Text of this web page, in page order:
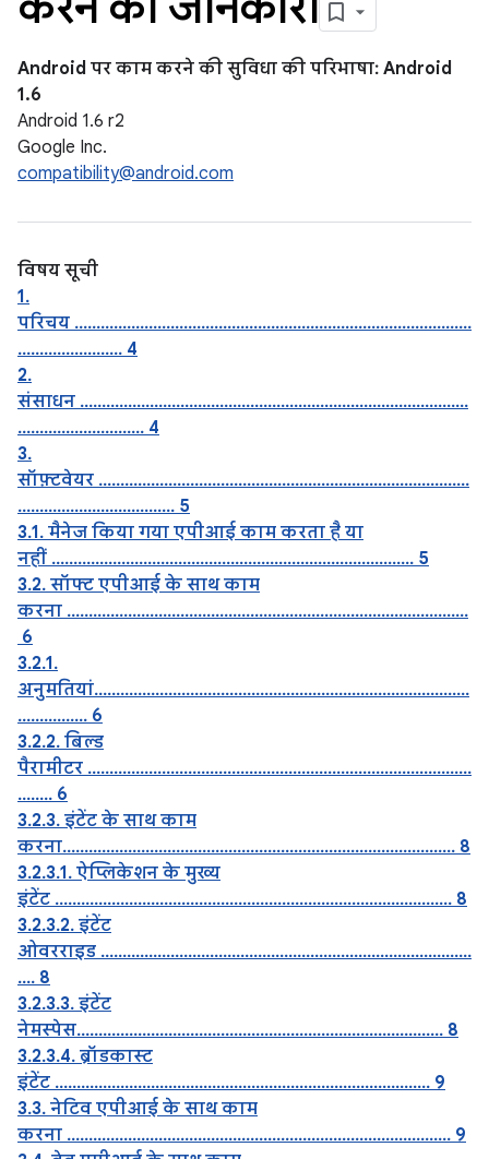
Android पर काम करने की सुविधा की परिभाषा: Android
1.6
Android 1.6 r2
Google Inc.
compatibility@android.com
विषय सूची
1.
परिचय ...........................................................................................
........................ 4
2.
संसाधन .........................................................................................
............................. 4
3.
सॉफ़्टवेयर .....................................................................................
.................................... 5
3.1. मैनेज किया गया एपीआई काम करता है या
नहीं ................................................................................... 5
3.2. सॉफ्ट एपीआई के साथ काम
करना ............................................................................................
6
3.2.1.
अनुमतियां......................................................................................
................ 6
3.2.2. बिल्ड
पैरामीटर ........................................................................................
........ 6
3.2.3. इंटेंट के साथ काम
करना.......................................................................................... 8
3.2.3.1. ऐप्लिकेशन के मुख्य
इंटेंट ........................................................................................... 8
3.2.3.2. इंटेंट
ओवरराइड .....................................................................................
.... 8
3.2.3.3. इंटेंट
नेमस्पेस.................................................................................... 8
3.2.3.4. ब्रॉडकास्ट
इंटेंट ...................................................................................... 9
3.3. नेटिव एपीआई के साथ काम
करना ........................................................................................ 9